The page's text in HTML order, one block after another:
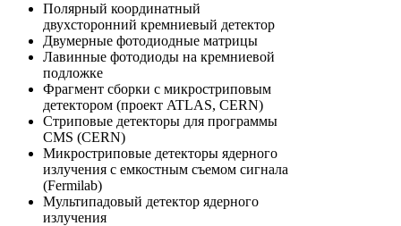
Полярный координатный
двухсторонний кремниевый детектор
Двумерные фотодиодные матрицы
Лавинные фотодиоды на кремниевой
подложке
Фрагмент сборки с микростриповым
детектором (проект ATLAS, CERN)
Стриповые детекторы для программы
CMS (CERN)
Микростриповые детекторы ядерного
излучения с емкостным съемом сигнала
(Fermilab)
Мультипадовый детектор ядерного
излучения